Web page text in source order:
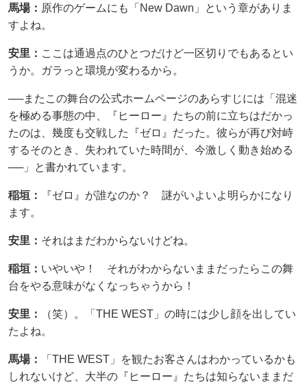
馬場： 原作のゲームにも「New Dawn」という章がありま
すよね。
安里： ここは通過点のひとつだけど一区切りでもあるとい
うか。ガラっと環境が変わるから。
──またこの舞台の公式ホームページのあらすじには「混迷
を極める事態の中、『ヒーロー』たちの前に立ちはだかっ
たのは、幾度も交戦した『ゼロ』だった。彼らが再び対峙
するそのとき、失われていた時間が、今激しく動き始める
──」と書かれています。
稲垣：
『ゼロ』が誰なのか？ 謎がいよいよ明らかになり
ます。
安里： それはまだわからないけどね。
稲垣： いやいや！ それがわからないままだったらこの舞
台をやる意味がなくなっちゃうから！
安里：
（笑）。「THE WEST」の時には少し顔を出してい
たよね。
馬場：
「THE WEST」を観たお客さんはわかっているかも
しれないけど、大半の『ヒーロー』たちは知らないままだ